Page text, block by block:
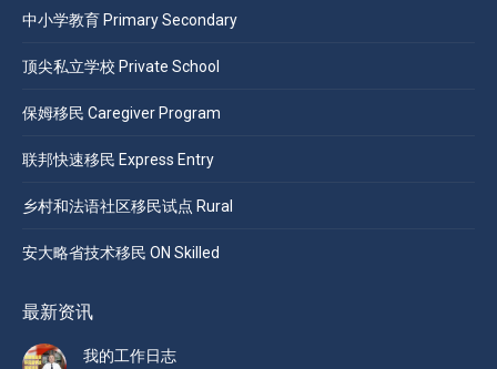
中小学教育 Primary Secondary
顶尖私立学校 Private School
保姆移民 Caregiver Program
联邦快速移民 Express Entry
乡村和法语社区移民试点 Rural
安大略省技术移民 ON Skilled
最新资讯
我的工作日志